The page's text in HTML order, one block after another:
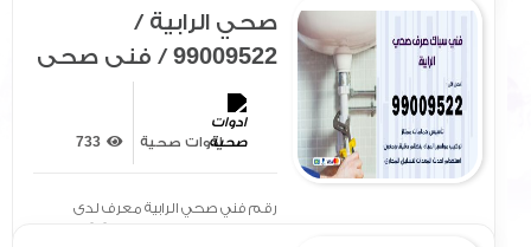
صحي الرابية /
99009522 / فني صحي
/ سباك / ادوات صحية /
رقم صحي الرابية
ادوات صحية
رقم فني صحي الرابية معرف لدى
الجميع بتوفير سيارة مجهزة[ .. ]